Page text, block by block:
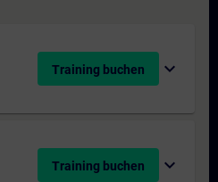
Training buchen expand_more
Training buchen expand_more